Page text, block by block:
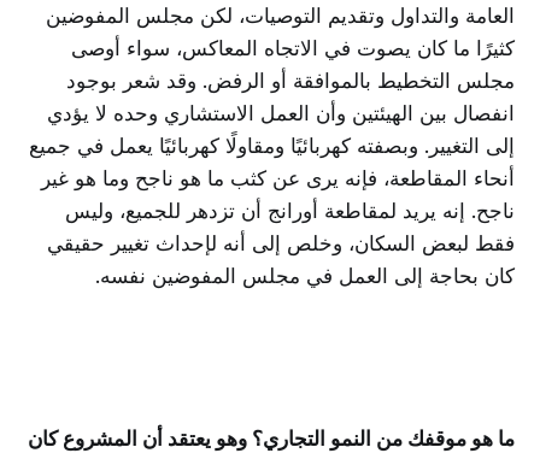
العامة والتداول وتقديم التوصيات، لكن مجلس المفوضين
كثيرًا ما كان يصوت في الاتجاه المعاكس، سواء أوصى
مجلس التخطيط بالموافقة أو الرفض. وقد شعر بوجود
انفصال بين الهيئتين وأن العمل الاستشاري وحده لا يؤدي
إلى التغيير. وبصفته كهربائيًا ومقاولًا كهربائيًا يعمل في جميع
أنحاء المقاطعة، فإنه يرى عن كثب ما هو ناجح وما هو غير
ناجح. إنه يريد لمقاطعة أورانج أن تزدهر للجميع، وليس
فقط لبعض السكان، وخلص إلى أنه لإحداث تغيير حقيقي
كان بحاجة إلى العمل في مجلس المفوضين نفسه.
ما هو موقفك من النمو التجاري؟ وهو يعتقد أن المشروع كان